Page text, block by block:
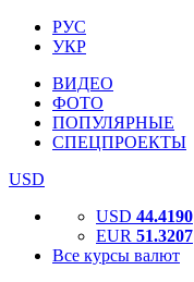
РУС
УКР
ВИДЕО
ФОТО
ПОПУЛЯРНЫЕ
СПЕЦПРОЕКТЫ
USD
USD 44.4190
EUR 51.3207
Все курсы валют